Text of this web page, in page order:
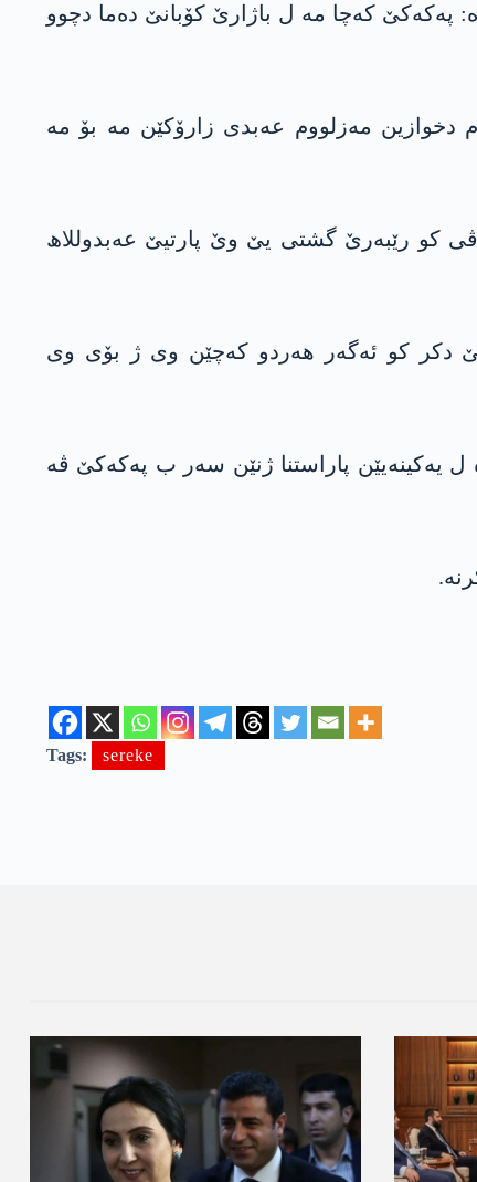
عەبدی یا تەمەن 17 سال، د ڤیدەۆیەکێ دە دبێژە: پەکەکێ کەچا مە ل باژارێ کۆبانێ دەما دچوو
دخوازین مەزلووم عەبدی زارۆکێن مە بۆ مە
کو رێبەرێ گشتی یێ وێ پارتیێ عەبدوللاھ
وێ یەکێ دکر کو ئەگەر ھەردو کەچێن وی ژ بۆی وی
ل یەکینەیێن پاراستنا ژنێن سەر ب پەکەکێ ڤە
Tags: sereke